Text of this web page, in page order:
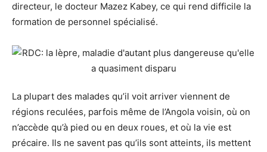
directeur, le docteur Mazez Kabey, ce qui rend difficile la
formation de personnel spécialisé.
La plupart des malades qu’il voit arriver viennent de
régions reculées, parfois même de l’Angola voisin, où on
n’accède qu’à pied ou en deux roues, et où la vie est
précaire. Ils ne savent pas qu’ils sont atteints, ils mettent